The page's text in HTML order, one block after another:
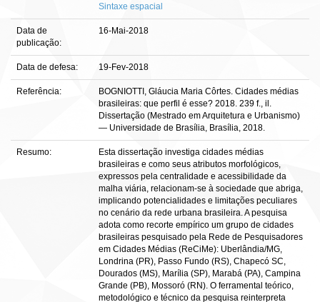
Sintaxe espacial
Data de
publicação:
16-Mai-2018
Data de defesa: 19-Fev-2018
Referência:
BOGNIOTTI, Gláucia Maria Côrtes. Cidades médias
brasileiras: que perfil é esse? 2018. 239 f., il.
Dissertação (Mestrado em Arquitetura e Urbanismo)
— Universidade de Brasília, Brasília, 2018.
Resumo:
Esta dissertação investiga cidades médias
brasileiras e como seus atributos morfológicos,
expressos pela centralidade e acessibilidade da
malha viária, relacionam-se à sociedade que abriga,
implicando potencialidades e limitações peculiares
no cenário da rede urbana brasileira. A pesquisa
adota como recorte empírico um grupo de cidades
brasileiras pesquisado pela Rede de Pesquisadores
em Cidades Médias (ReCiMe): Uberlândia/MG,
Londrina (PR), Passo Fundo (RS), Chapecó SC,
Dourados (MS), Marília (SP), Marabá (PA), Campina
Grande (PB), Mossoró (RN). O ferramental teórico,
metodológico e técnico da pesquisa reinterpreta